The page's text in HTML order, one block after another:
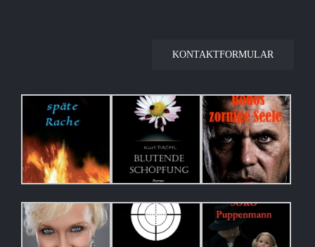
KONTAKTFORMULAR